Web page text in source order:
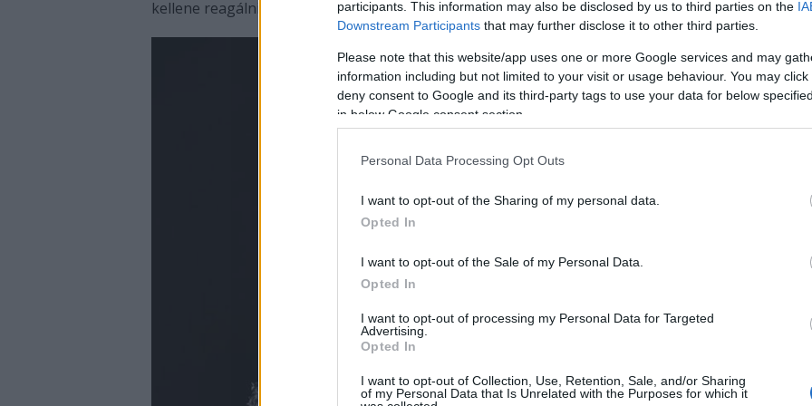
participants. This information may also be disclosed by us to third parties on the
Downstream Participants that may further disclose it to other third parties.
Please note that this website/app uses one or more Google services and may
information including but not limited to your visit or usage behaviour. You may
deny consent to Google and its third-party tags to use your data for below
in below Google consent section.
Personal Data Processing Opt Outs
I want to opt-out of the Sharing of my personal data.
Opted In
I want to opt-out of the Sale of my Personal Data.
Opted In
I want to opt-out of processing my Personal Data for Targeted
Advertising.
Opted In
I want to opt-out of Collection, Use, Retention, Sale, and/or Sharing
of my Personal Data that Is Unrelated with the Purposes for which it
kellene reagálnia.